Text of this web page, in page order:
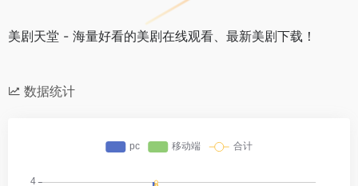
美剧天堂 - 海量好看的美剧在线观看、最新美剧下载！
数据统计